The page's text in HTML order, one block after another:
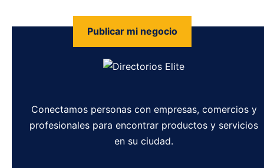
Publicar mi negocio
Conectamos personas con empresas, comercios y
profesionales para encontrar productos y servicios
en su ciudad.